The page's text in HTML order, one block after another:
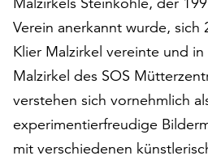
Cookies
akzeptieren.
Sie
können
Einverständnis
jederzeit
Verein anerkannt wurde, sich
Klier Malzirkel vereinte und
Malzirkel des SOS
verstehen sich vornehmlich
experimentierfreudige
mit verschiedenen